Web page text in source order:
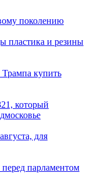
поколению
пластика и резины
купить
который
для
парламентом